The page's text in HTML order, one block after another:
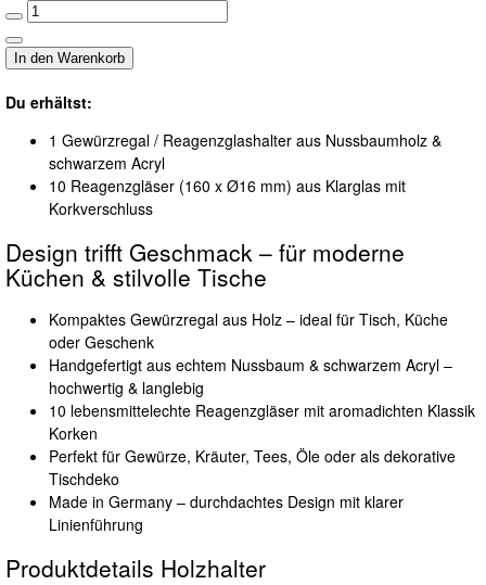
Du erhältst:
1 Gewürzregal / Reagenzglashalter aus Nussbaumholz &
schwarzem Acryl
10 Reagenzgläser (160 x Ø16 mm) aus Klarglas mit
Korkverschluss
Design trifft Geschmack – für moderne
Küchen & stilvolle Tische
Kompaktes Gewürzregal aus Holz – ideal für Tisch, Küche
oder Geschenk
Handgefertigt aus echtem Nussbaum & schwarzem Acryl –
hochwertig & langlebig
10 lebensmittelechte Reagenzgläser mit aromadichten Klassik
Korken
Perfekt für Gewürze, Kräuter, Tees, Öle oder als dekorative
Tischdeko
Made in Germany – durchdachtes Design mit klarer
Linienführung
Produktdetails Holzhalter